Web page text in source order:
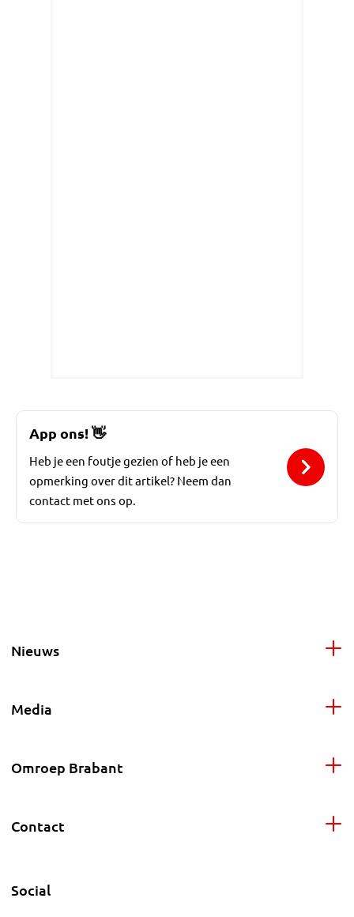
App ons!👋
Heb je een foutje gezien of heb je een
opmerking over dit artikel? Neem dan
contact met ons op.
Nieuws
Media
Omroep Brabant
Contact
Social